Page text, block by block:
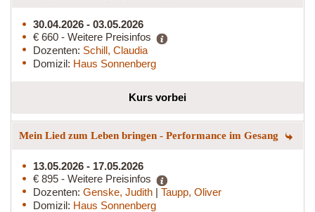
30.04.2026 - 03.05.2026
€ 660 - Weitere Preisinfos
Dozenten: Schill, Claudia
Domizil: Haus Sonnenberg
Kurs vorbei
Mein Lied zum Leben bringen - Performance im Gesang
13.05.2026 - 17.05.2026
€ 895 - Weitere Preisinfos
Dozenten: Genske, Judith | Taupp, Oliver
Domizil: Haus Sonnenberg